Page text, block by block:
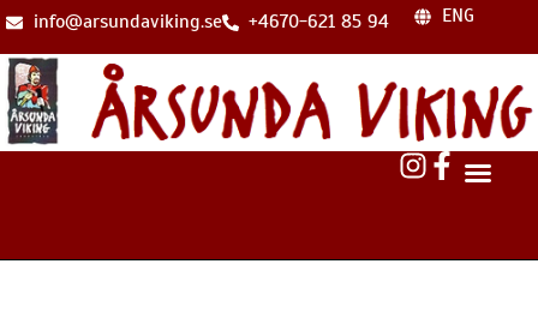
info@arsundaviking.se +4670-621 85 94 ENG